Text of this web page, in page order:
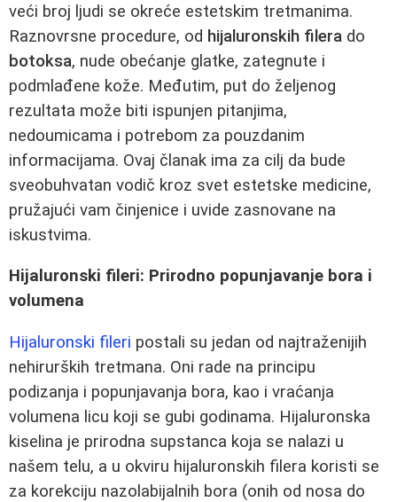
veći broj ljudi se okreće estetskim tretmanima.
Raznovrsne procedure, od hijaluronskih filera do
botoksa, nude obećanje glatke, zategnute i
podmlađene kože. Međutim, put do željenog
rezultata može biti ispunjen pitanjima,
nedoumicama i potrebom za pouzdanim
informacijama. Ovaj članak ima za cilj da bude
sveobuhvatan vodič kroz svet estetske medicine,
pružajući vam činjenice i uvide zasnovane na
iskustvima.
Hijaluronski fileri: Prirodno popunjavanje bora i
volumena
Hijaluronski fileri postali su jedan od najtraženijih
nehirurških tretmana. Oni rade na principu
podizanja i popunjavanja bora, kao i vraćanja
volumena licu koji se gubi godinama. Hijaluronska
kiselina je prirodna supstanca koja se nalazi u
našem telu, a u okviru hijaluronskih filera koristi se
za korekciju nazolabijalnih bora (onih od nosa do